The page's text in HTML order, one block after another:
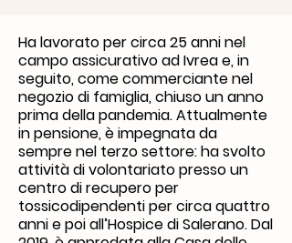
Ha lavorato per circa 25 anni nel
campo assicurativo ad Ivrea e, in
seguito, come commerciante nel
negozio di famiglia, chiuso un anno
prima della pandemia. Attualmente
in pensione, è impegnata da
sempre nel terzo settore: ha svolto
attività di volontariato presso un
centro di recupero per
tossicodipendenti per circa quattro
anni e poi all’Hospice di Salerano. Dal